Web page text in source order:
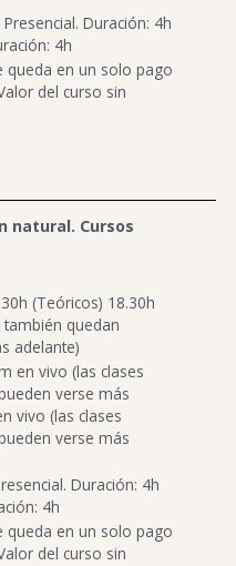
Duración: 4h
4h
queda en un solo pago
del curso sin
natural. Cursos
(Teóricos) 18.30h
quedan
adelante)
en vivo (las clases
verse más
vivo (las clases
verse más
Duración: 4h
4h
queda en un solo pago
del curso sin